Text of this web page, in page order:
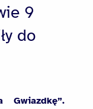
9
do
Gwiazdkę”.